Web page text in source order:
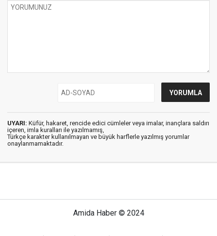
UYARI: Küfür, hakaret, rencide edici cümleler veya imalar, inançlara saldırı
içeren, imla kuralları ile yazılmamış,
Türkçe karakter kullanılmayan ve büyük harflerle yazılmış yorumlar
onaylanmamaktadır.
Amida Haber © 2024